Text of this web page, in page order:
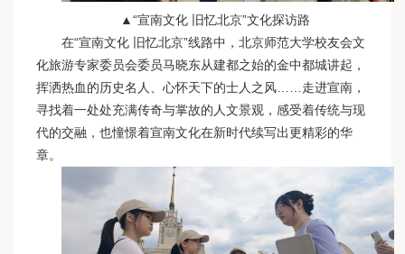
▲“宣南文化 旧忆北京”文化探访路
在“宣南文化 旧忆北京”线路中，北京师范大学校友会文
化旅游专家委员会委员马晓东从建都之始的金中都城讲起，
挥洒热血的历史名人、心怀天下的士人之风……走进宣南，
寻找着一处处充满传奇与掌故的人文景观，感受着传统与现
代的交融，也憧憬着宣南文化在新时代续写出更精彩的华
章。